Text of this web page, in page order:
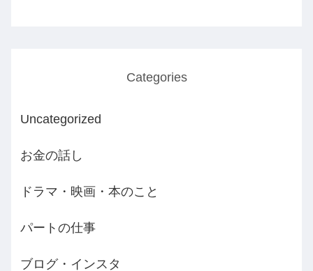
Categories
Uncategorized
お金の話し
ドラマ・映画・本のこと
パートの仕事
ブログ・インスタ